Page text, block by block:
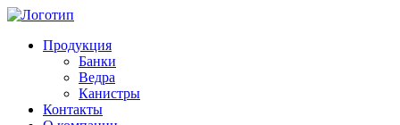
Продукция
Банки
Ведра
Канистры
Контакты